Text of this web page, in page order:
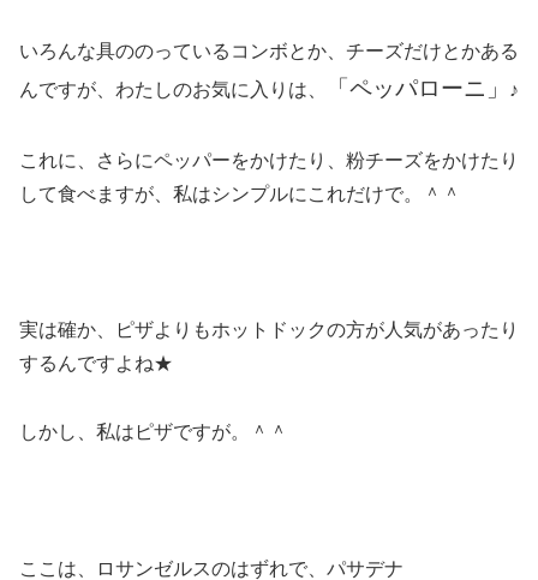
いろんな具ののっているコンボとか、チーズだけとかある
んですが、わたしのお気に入りは、
「ペッパローニ」 ♪
これに、さらにペッパーをかけたり、粉チーズをかけたり
して食べますが、私はシンプルにこれだけで。＾＾
実は確か、ピザよりもホットドックの方が人気があったり
するんですよね★
しかし、私はピザですが。＾＾
ここは、ロサンゼルスのはずれで、パサデナ